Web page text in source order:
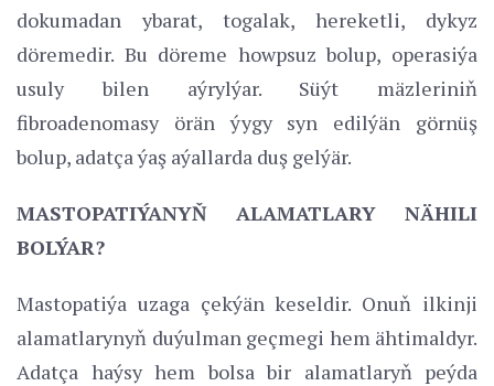
dokumadan ybarat, togalak, hereketli, dykyz
döremedir. Bu döreme howpsuz bolup, operasiýa
usuly bilen aýrylýar. Süýt mäzleriniň
fibroadenomasy örän ýygy syn edilýän görnüş
bolup, adatça ýaş aýallarda duş gelýär.
MASTOPATIÝANYŇ ALAMATLARY NÄHILI
BOLÝAR?
Mastopatiýa uzaga çekýän keseldir. Onuň ilkinji
alamatlarynyň duýulman geçmegi hem ähtimaldyr.
Adatça haýsy hem bolsa bir alamatlaryň peýda